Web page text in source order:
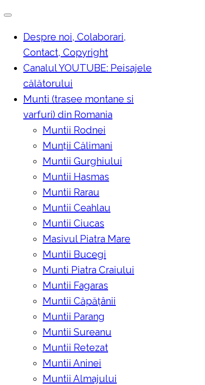
Skip
contentDespre noi, Colaborari,
Contact, Copyright
Canalul YOUTUBE: Peisajele
călătorului
Munti (trasee montane si
varfuri) din Romania
Muntii Rodnei
Munţii Călimani
Muntii Gurghiului
Muntii Hasmas
Muntii Rarau
Muntii Ceahlau
Muntii Ciucas
Masivul Piatra Mare
Muntii Bucegi
Munti Piatra Craiului
Muntii Fagaras
Muntii Căpățânii
Muntii Parang
Muntii Sureanu
Muntii Retezat
Muntii Aninei
Muntii Almajului